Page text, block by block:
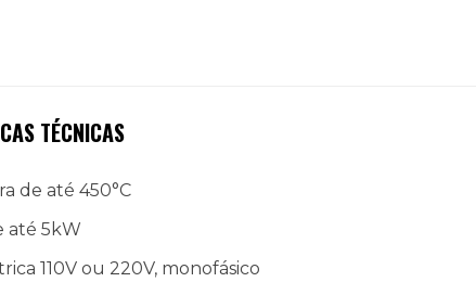
TÉCNICAS
de até 450°C
até 5kW
110V ou 220V, monofásico